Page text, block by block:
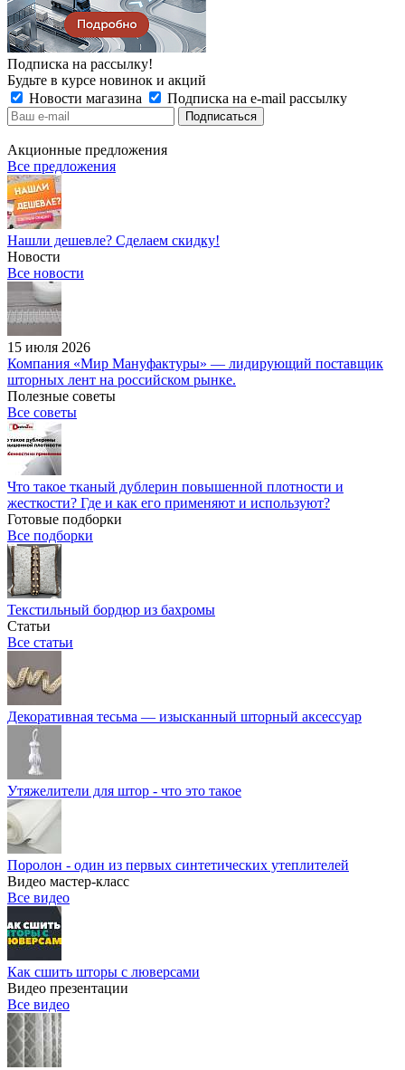
Подписка на рассылку!
Будьте в курсе новинок и акций
Новости магазина
Подписка на e-mail рассылку
Акционные предложения
Все предложения
Нашли дешевле? Сделаем скидку!
Новости
Все новости
15 июля 2026
Компания «Мир Мануфактуры» — лидирующий поставщик
шторных лент на российском рынке.
Полезные советы
Все советы
Что такое тканый дублерин повышенной плотности и
жесткости? Где и как его применяют и используют?
Готовые подборки
Все подборки
Текстильный бордюр из бахромы
Статьи
Все статьи
Декоративная тесьма — изысканный шторный аксессуар
Утяжелители для штор - что это такое
Поролон - один из первых синтетических утеплителей
Видео мастер-класс
Все видео
Как сшить шторы с люверсами
Видео презентации
Все видео